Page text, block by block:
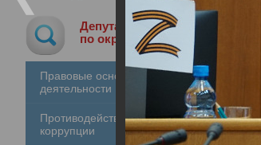
Депутат
по округу
Правовые основы
деятельности
Противодействие
коррупции
4-я сессия